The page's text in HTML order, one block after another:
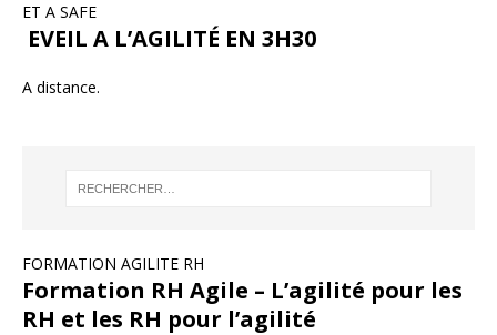
ET A SAFE
EVEIL A L’AGILITÉ EN 3H30
A distance.
FORMATION AGILITE RH
Formation RH Agile – L’agilité pour les
RH et les RH pour l’agilité